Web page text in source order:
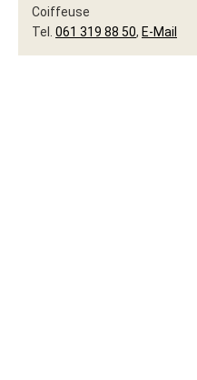
Coiffeuse
Tel. 061 319 88 50, E-Mail